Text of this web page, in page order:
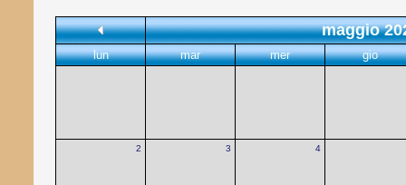
maggio
lun mar mer gio
2 3 4